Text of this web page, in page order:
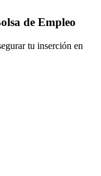
de Empleo
tu inserción en